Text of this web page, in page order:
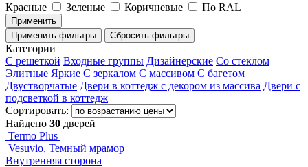
Красные
Зеленые Коричневые По RAL
Применить
Применить фильтры
Сбросить фильтры
Категории
С решеткой Входные группы Дизайнерские Со стеклом
Элитные Яркие С зеркалом С массивом С багетом
Двустворчатые Двери в коттедж с декором из массива Двери с
подсветкой в коттедж
Сортировать:
Найдено 30 дверей
Termo Plus
Vesuvio, Темный мрамор
Внутренняя сторона